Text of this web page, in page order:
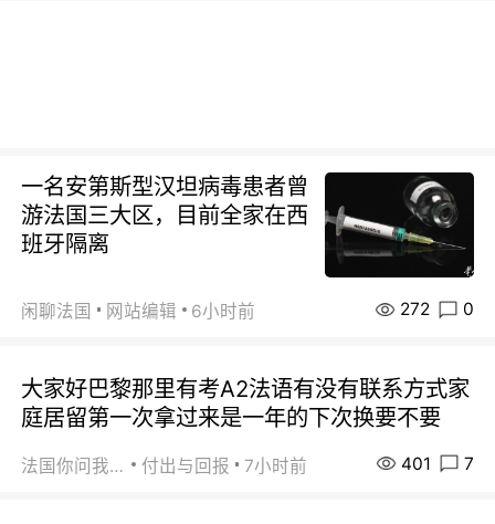
一名安第斯型汉坦病毒患者曾
游法国三大区，目前全家在西
班牙隔离
闲聊法国 网站编辑 6小时前 272 0
大家好巴黎那里有考A2法语有没有联系方式家
庭居留第一次拿过来是一年的下次换要不要
法国你问我答 付出与回报 7小时前 401 7